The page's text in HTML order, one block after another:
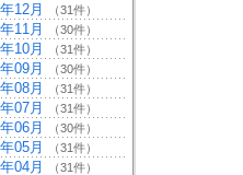
12月 （31件）
11月 （30件）
10月 （31件）
09月 （30件）
08月 （31件）
07月 （31件）
06月 （30件）
05月 （31件）
04月 （31件）